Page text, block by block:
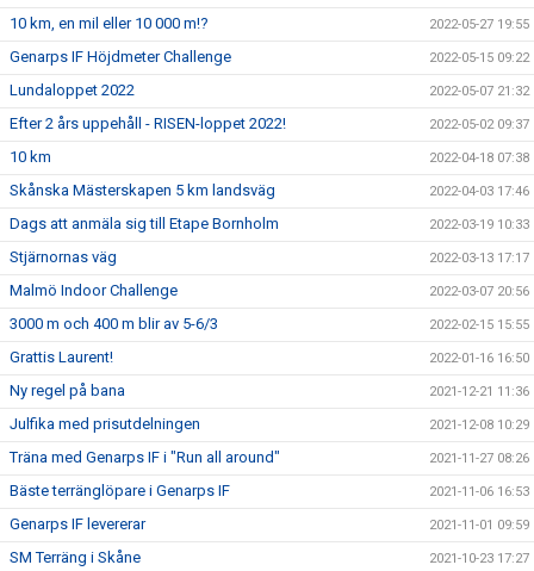
10 km, en mil eller 10 000 m!? 2022-05-27 19:55
Genarps IF Höjdmeter Challenge 2022-05-15 09:22
Lundaloppet 2022 2022-05-07 21:32
Efter 2 års uppehåll - RISEN-loppet 2022! 2022-05-02 09:37
10 km 2022-04-18 07:38
Skånska Mästerskapen 5 km landsväg 2022-04-03 17:46
Dags att anmäla sig till Etape Bornholm 2022-03-19 10:33
Stjärnornas väg 2022-03-13 17:17
Malmö Indoor Challenge 2022-03-07 20:56
3000 m och 400 m blir av 5-6/3 2022-02-15 15:55
Grattis Laurent! 2022-01-16 16:50
Ny regel på bana 2021-12-21 11:36
Julfika med prisutdelningen 2021-12-08 10:29
Träna med Genarps IF i "Run all around" 2021-11-27 08:26
Bäste terränglöpare i Genarps IF 2021-11-06 16:53
Genarps IF levererar 2021-11-01 09:59
SM Terräng i Skåne 2021-10-23 17:27